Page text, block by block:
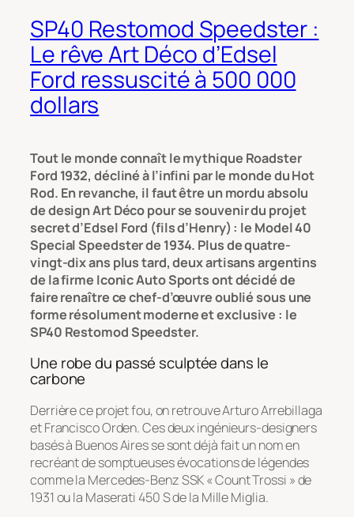
SP40 Restomod Speedster :
Le rêve Art Déco d’Edsel
Ford ressuscité à 500 000
dollars
Tout le monde connaît le mythique Roadster
Ford 1932, décliné à l’infini par le monde du Hot
Rod. En revanche, il faut être un mordu absolu
de design Art Déco pour se souvenir du projet
secret d’Edsel Ford (fils d’Henry) : le Model 40
Special Speedster de 1934. Plus de quatre-
vingt-dix ans plus tard, deux artisans argentins
de la firme Iconic Auto Sportsont décidé de
faire renaître ce chef-d’œuvre oublié sous une
forme résolument moderne et exclusive : le
SP40 Restomod Speedster.
Une robe du passé sculptée dans le
carbone
Derrière ce projet fou, on retrouve Arturo Arrebillaga
et Francisco Orden. Ces deux ingénieurs-designers
basés à Buenos Aires se sont déjà fait un nom en
recréant de somptueuses évocations de légendes
comme la Mercedes-Benz SSK « Count Trossi » de
1931 ou la Maserati 450 S de la Mille Miglia.